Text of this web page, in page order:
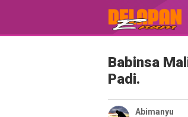
Babinsa
Padi.
Abimanyu